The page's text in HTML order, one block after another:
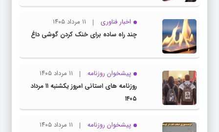
اخبار فناوری
۱۱ مرداد ۱۴۰۵
چند راه‌ ساده برای خنک کردن گوشی داغ
پیشخوان روزنامه
۱۱ مرداد ۱۴۰۵
روزنامه های استانی امروز یکشنبه ۱۱ مرداد
۱۴۰۵
پیشخوان روزنامه
۱۱ مرداد ۱۴۰۵